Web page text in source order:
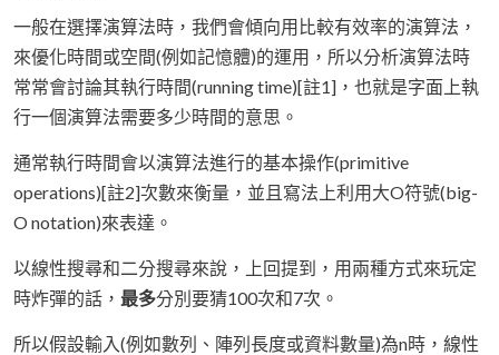
一般在選擇演算法時，我們會傾向用比較有效率的演算法，
來優化時間或空間(例如記憶體)的運用，所以分析演算法時
常常會討論其執行時間(running time)[註1]，也就是字面上執
行一個演算法需要多少時間的意思。
通常執行時間會以演算法進行的基本操作(primitive
operations)[註2]次數來衡量，並且寫法上利用大O符號(big-
O notation)來表達。
以線性搜尋和二分搜尋來說，上回提到，用兩種方式來玩定
時炸彈的話， 最多分別要猜100次和7次。
所以假設輸入(例如數列、陣列長度或資料數量)為n時，線性